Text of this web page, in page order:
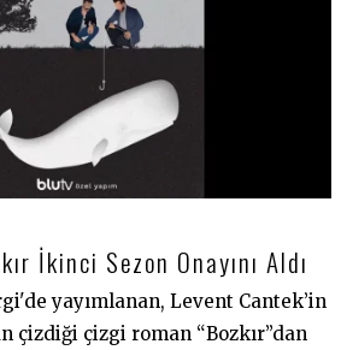
İkinci Sezon Onayını Aldı
yayımlanan, Levent Cantek’in
çizdiği çizgi roman “Bozkır”dan